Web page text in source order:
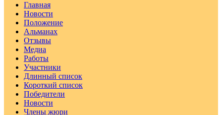
Главная
Новости
Положение
Альманах
Отзывы
Медиа
Работы
Участники
Длинный список
Короткий список
Победители
Новости
Члены жюри